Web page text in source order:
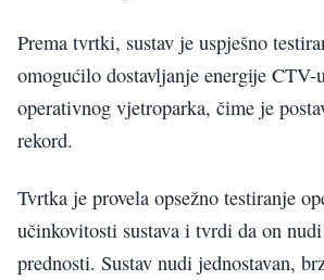
Prema tvrtki, sustav je uspješno
omogućilo dostavljanje energije CTV-
operativnog vjetroparka, čime je
rekord.
Tvrtka je provela opsežno testiranje
učinkovitosti sustava i tvrdi da on
prednosti. Sustav nudi jednostavan,